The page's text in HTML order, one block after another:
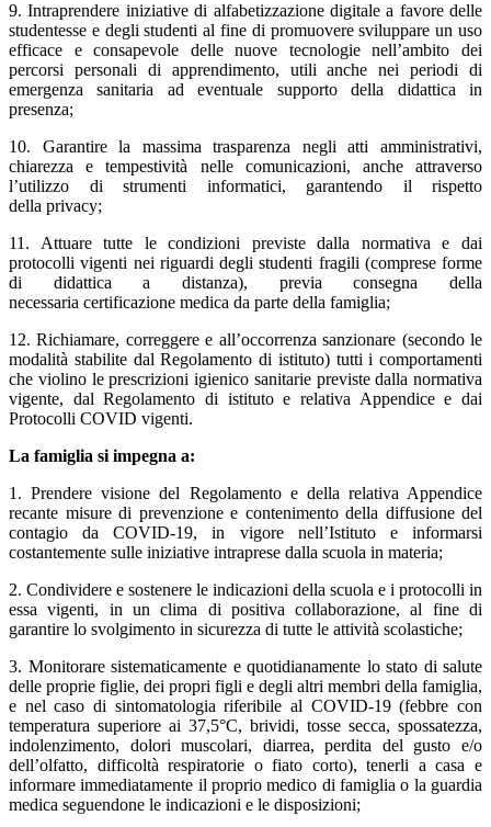
9. Intraprendere iniziative di alfabetizzazione digitale a favore delle
studentesse e degli studenti al fine di promuovere sviluppare un uso
efficace e consapevole delle nuove tecnologie nell’ambito dei
percorsi personali di apprendimento, utili anche nei periodi di
emergenza sanitaria ad eventuale supporto della didattica in
presenza;
10. Garantire la massima trasparenza negli atti amministrativi,
chiarezza e tempestività nelle comunicazioni, anche attraverso
l’utilizzo di strumenti informatici, garantendo il rispetto
della privacy;
11. Attuare tutte le condizioni previste dalla normativa e dai
protocolli vigenti nei riguardi degli studenti fragili (comprese forme
di didattica a distanza), previa consegna della
necessaria certificazione medica da parte della famiglia;
12. Richiamare, correggere e all’occorrenza sanzionare (secondo le
modalità stabilite dal Regolamento di istituto) tutti i comportamenti
che violino le prescrizioni igienico sanitarie previste dalla normativa
vigente, dal Regolamento di istituto e relativa Appendice e dai
Protocolli COVID vigenti.
La famiglia si impegna a:
1. Prendere visione del Regolamento e della relativa Appendice
recante misure di prevenzione e contenimento della diffusione del
contagio da COVID-19, in vigore nell’Istituto e informarsi
costantemente sulle iniziative intraprese dalla scuola in materia;
2. Condividere e sostenere le indicazioni della scuola e i protocolli in
essa vigenti, in un clima di positiva collaborazione, al fine di
garantire lo svolgimento in sicurezza di tutte le attività scolastiche;
3. Monitorare sistematicamente e quotidianamente lo stato di salute
delle proprie figlie, dei propri figli e degli altri membri della famiglia,
e nel caso di sintomatologia riferibile al COVID-19 (febbre con
temperatura superiore ai 37,5°C, brividi, tosse secca, spossatezza,
indolenzimento, dolori muscolari, diarrea, perdita del gusto e/o
dell’olfatto, difficoltà respiratorie o fiato corto), tenerli a casa e
informare immediatamente il proprio medico di famiglia o la guardia
medica seguendone le indicazioni e le disposizioni;